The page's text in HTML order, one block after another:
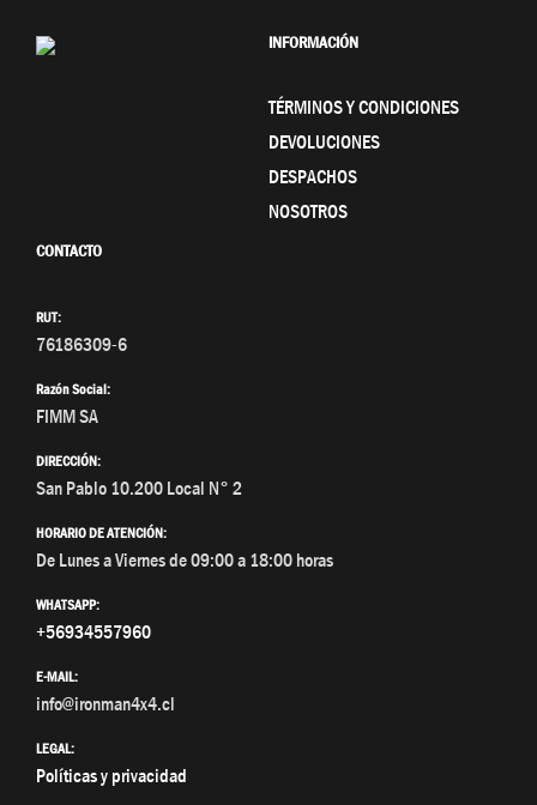
INFORMACIÓN
TÉRMINOS Y CONDICIONES
DEVOLUCIONES
DESPACHOS
NOSOTROS
CONTACTO
RUT:
76186309-6
Razón Social:
FIMM SA
DIRECCIÓN:
San Pablo 10.200 Local N° 2
HORARIO DE ATENCIÓN:
De Lunes a Viernes de 09:00 a 18:00 horas
WHATSAPP:
+56934557960
E-MAIL:
info@ironman4x4.cl
LEGAL:
Políticas y privacidad